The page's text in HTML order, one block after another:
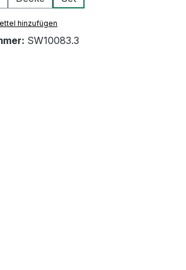
hinzufügen
SW10083.3